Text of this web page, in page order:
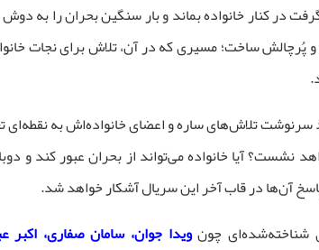
در کنار خانواده بماند و بار سنگین بحران را به
پُرچالش ساخت؛ مسیری که در آن، تلاش برای نجات
سرنوشت تلاش‌های ساره و اعضای خانواده‌اش به نقطه‌ای
نشست؟ آیا خانواده می‌تواند از بحران عبور کند و
آن‌ها در قاب آخر این سریال آشکار خواهد شد.
شناخته‌شده‌ای چونویدا جوان، سامان صفاری، اکبر